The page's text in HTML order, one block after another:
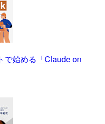
で始める「Claude on